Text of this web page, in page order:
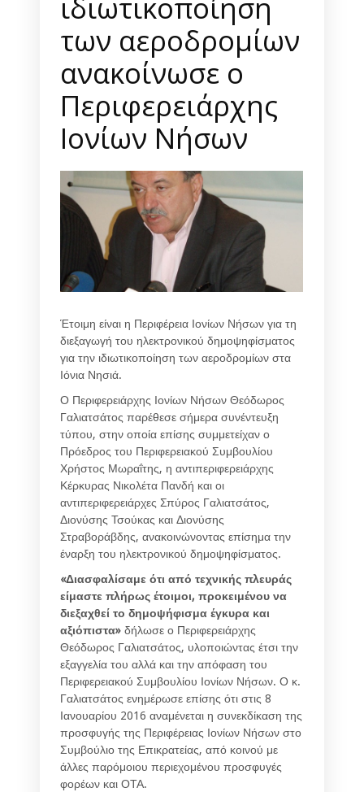
των αεροδρομίων
ανακοίνωσε ο
Περιφερειάρχης
Ιονίων Νήσων
Έτοιμη είναι η Περιφέρεια Ιονίων Νήσων για τη
διεξαγωγή του ηλεκτρονικού δημοψηφίσματος
για την ιδιωτικοποίηση των αεροδρομίων στα
Ιόνια Νησιά.
Ο Περιφερειάρχης Ιονίων Νήσων Θεόδωρος
Γαλιατσάτος παρέθεσε σήμερα συνέντευξη
τύπου, στην οποία επίσης συμμετείχαν ο
Πρόεδρος του Περιφερειακού Συμβουλίου
Χρήστος Μωραΐτης, η αντιπεριφερειάρχης
Κέρκυρας Νικολέτα Πανδή και οι
αντιπεριφερειάρχες Σπύρος Γαλιατσάτος,
Διονύσης Τσούκας και Διονύσης
Στραβοράβδης, ανακοινώνοντας επίσημα την
έναρξη του ηλεκτρονικού δημοψηφίσματος.
«Διασφαλίσαμε ότι από τεχνικής πλευράς
είμαστε πλήρως έτοιμοι, προκειμένου να
διεξαχθεί το δημοψήφισμα έγκυρα και
αξιόπιστα» δήλωσε ο Περιφερειάρχης
Θεόδωρος Γαλιατσάτος, υλοποιώντας έτσι την
εξαγγελία του αλλά και την απόφαση του
Περιφερειακού Συμβουλίου Ιονίων Νήσων. Ο κ.
Γαλιατσάτος ενημέρωσε επίσης ότι στις 8
Ιανουαρίου 2016 αναμένεται η συνεκδίκαση της
προσφυγής της Περιφέρειας Ιονίων Νήσων στο
Συμβούλιο της Επικρατείας, από κοινού με
άλλες παρόμοιου περιεχομένου προσφυγές
φορέων και ΟΤΑ.